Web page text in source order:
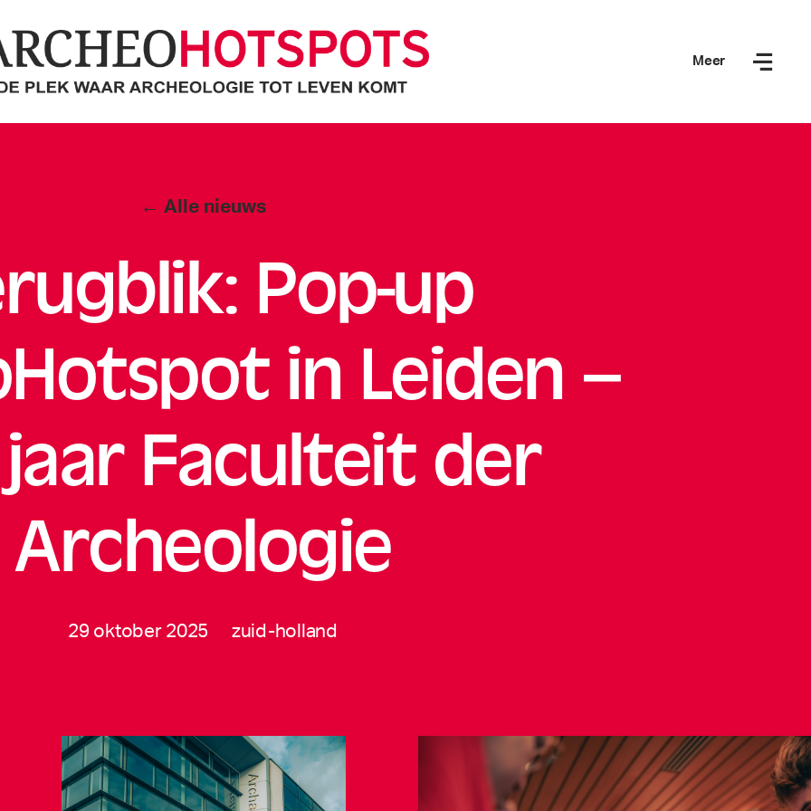
Meer
Categorieën
← Alle nieuws
Pop-up
in Leiden –
Faculteit der
Archeologie
29 oktober 2025 zuid-holland